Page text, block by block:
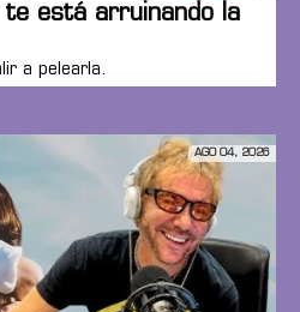
te está arruinando la
a pelearla.
AGO 04, 2026